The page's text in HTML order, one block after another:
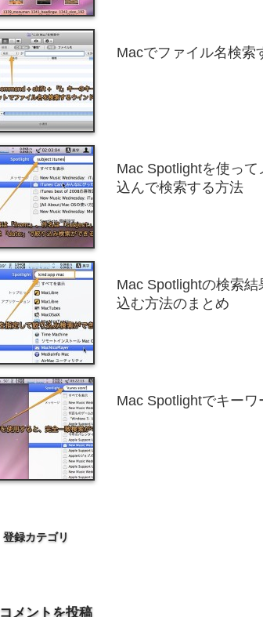
Macでファイル名検索
Mac Spotlightを使っ
込んで検索する方法
Mac Spotlightの検索
込む方法のまとめ
Mac Spotlightでキー
登録カテゴリ
コメントを投稿